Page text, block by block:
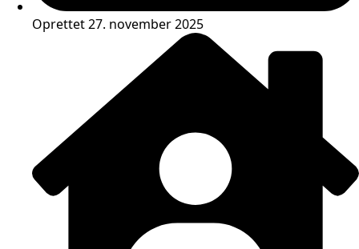
Oprettet 27. november 2025